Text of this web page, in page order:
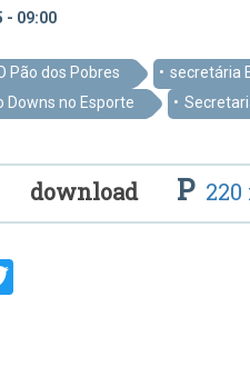
- 09:00
Pão dos Pobres
secretária
Downs no Esporte
download P 220
Twitter